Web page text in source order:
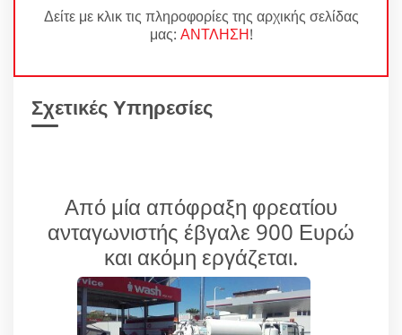
Δείτε με κλικ τις πληροφορίες της αρχικής σελίδας
μας: ΑΝΤΛΗΣΗ!
Σχετικές Υπηρεσίες
Από μία απόφραξη φρεατίου
ανταγωνιστής έβγαλε 900 Ευρώ
και ακόμη εργάζεται.